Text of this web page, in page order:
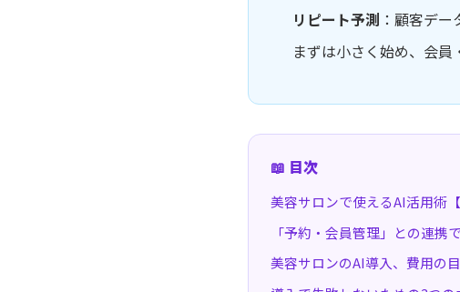
リピート予測 ：顧客デ
まずは小さく始め、会
📖 目次
美容サロンで使えるAI活用術【
「予約・会員管理」との連携
美容サロンのAI導入、費用の